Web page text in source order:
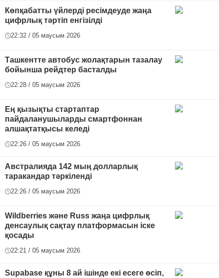
Көпқабатты үйлерді ресімдеуде жаңа
цифрлық тәртіп енгізілді
22:32 / 05 маусым 2026
Ташкентте автобус жолақтарын тазалау
бойынша рейдтер басталды
22:28 / 05 маусым 2026
Ең қызықты стартаптар
пайдаланушыларды смартфоннан
алшақтатқысы келеді
22:26 / 05 маусым 2026
Австралияда 142 мың долларлық
таракандар тәркіленді
22:26 / 05 маусым 2026
Wildberries және Russ жаңа цифрлық
денсаулық сақтау платформасын іске
қосады
22:21 / 05 маусым 2026
Supabase құны 8 ай ішінде екі есеге өсіп,